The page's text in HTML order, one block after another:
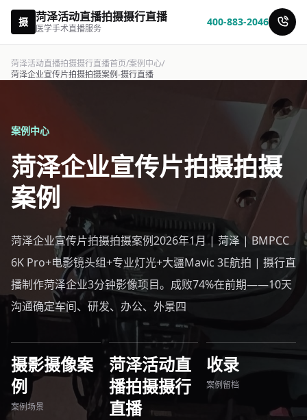
摄 菏泽活动直播拍摄摄行直播
医学手术直播服务
400-883-2046
菏泽活动直播拍摄摄行直播首页/案例中心/
菏泽企业宣传片拍摄拍摄案例-摄行直播
案例中心
菏泽企业宣传片拍摄拍摄
案例
菏泽企业宣传片拍摄拍摄案例2026年1月 | 菏泽 | BMPCC
6K Pro+电影镜头组+专业灯光+大疆Mavic 3E航拍 | 摄行直
播制作菏泽企业3分钟影像项目。成败74%在前期——10天
沟通确定车间、研发、办公、外景四
摄影摄像案
例
案例场景
菏泽活动直
播拍摄摄行
直播
收录
案例留档